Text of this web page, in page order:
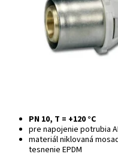
PN 10, T = +120 °C
pre napojenie potrubia
materiál niklovaná
tesnenie EPDM